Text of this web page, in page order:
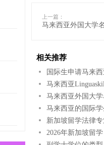
上一篇：
马来西亚外国大学
相关推荐
国际生申请马来
马来西亚
马来西亚外国大
马来西亚的国际
新加坡留学法律
2026年新加坡留